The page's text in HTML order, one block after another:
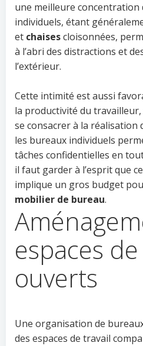
une meilleure concentration
individuels, étant
et chaisescloisonnées,
à l’abri des distractions et
l’extérieur.
Cette intimité est aussi
la productivité du
se consacrer à la réalisation
les bureaux individuels
tâches confidentielles en
il faut garder à l’esprit que
implique un gros budget
mobilier de bureau.
espaces
ouverts
Une organisation de
des espaces de travail